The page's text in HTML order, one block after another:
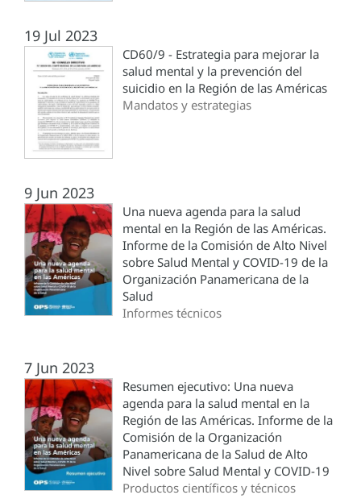
19 Jul 2023
CD60/9 - Estrategia para mejorar la
salud mental y la prevención del
suicidio en la Región de las Américas
Mandatos y estrategias
9 Jun 2023
Una nueva agenda para la salud
mental en la Región de las Américas.
Informe de la Comisión de Alto Nivel
sobre Salud Mental y COVID-19 de la
Organización Panamericana de la
Salud
Informes técnicos
7 Jun 2023
Resumen ejecutivo: Una nueva
agenda para la salud mental en la
Región de las Américas. Informe de la
Comisión de la Organización
Panamericana de la Salud de Alto
Nivel sobre Salud Mental y COVID-19
Productos científicos y técnicos